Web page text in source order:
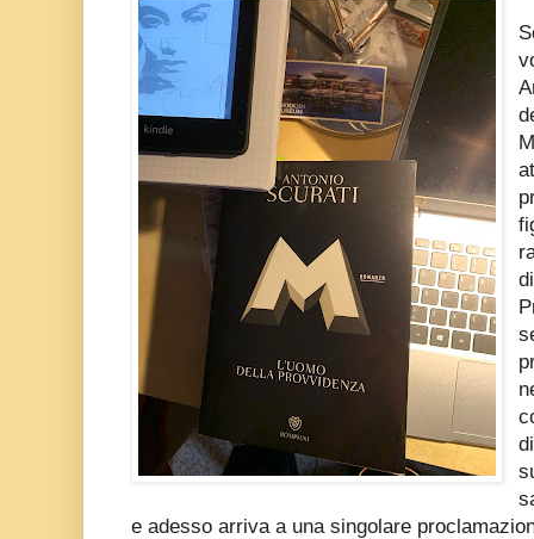
e adesso arriva a una singolare